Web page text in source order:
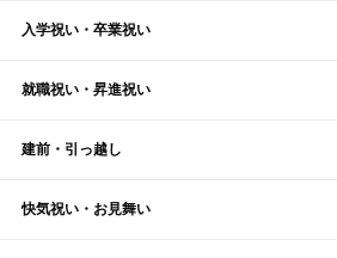
入学祝い・卒業祝い
就職祝い・昇進祝い
建前・引っ越し
快気祝い・お見舞い